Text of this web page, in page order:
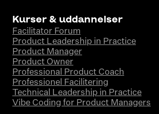
Kurser & uddannelser
Facilitator Forum
Product Leadership in Practice
Product Manager
Product Owner
Professional Product Coach
Professionel Facilitering
Technical Leadership in Practice
Vibe Coding for Product Managers